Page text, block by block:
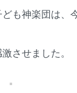
も神楽団は、
させました。